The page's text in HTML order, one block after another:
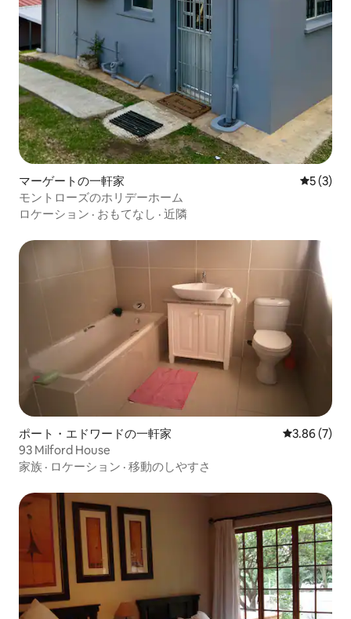
マーゲートの一軒家 レビュー
5 (3)
モントローズのホリデーホーム
ロケーション · おもてなし · 近隣
ポート・エドワードの一軒家 レビュー7
3.86 (7)
93 Milford House
家族 · ロケーション · 移動のしやすさ